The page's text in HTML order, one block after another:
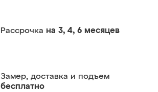
Рассрочка на 3, 4, 6 месяцев
Замер, доставка и подъем
бесплатно